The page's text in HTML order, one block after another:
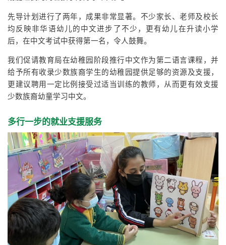
先导计划进行了两年，成果非常显著。不少家长、老师及校长
均反映非华语幼儿的中文进步了不少，更有幼儿在升读小学
后，在中文考试中获得第一名，令人鼓舞。
我们促请教育局在幼稚园阶段推行中文作为第二语言课程，并
给予所有收录少数族裔学生的幼稚园提供足够的资源及支援，
更建议聘用一定比例接受过适当训练的教师，从而更有效支援
少数族裔幼童学习中文。
多行一步的就业支援服务